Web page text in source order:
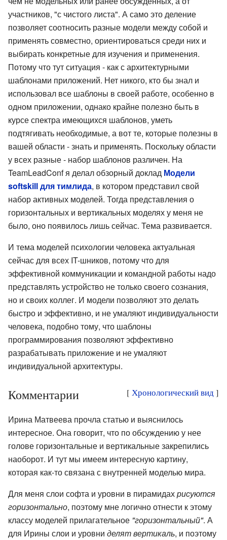
участников, "с чистого листа". А само это деление
позволяет соотносить разные модели между собой и
применять совместно, ориентироваться среди них и
выбирать конкретные для изучения и применения.
Потому что тут ситуация - как с архитектурными
шаблонами приложений. Нет никого, кто бы знал и
использовал все шаблоны в своей работе, особенно в
одном приложении, однако крайне полезно быть в
курсе спектра имеющихся шаблонов, уметь
подтягивать необходимые, а вот те, которые полезны в
вашей области - знать и применять. Поскольку области
у всех разные - набор шаблонов различен. На
TeamLeadConf я делал обзорный доклад Модели
softskill для тимлида, в котором представил свой
набор активных моделей. Тогда представления о
горизонтальных и вертикальных моделях у меня не
было, оно появилось лишь сейчас. Тема развивается.
И тема моделей психологии человека актуальная
сейчас для всех IT-шников, потому что для
эффективной коммуникации и командной работы надо
представлять устройство не только своего сознания,
но и своих коллег. И модели позволяют это делать
быстро и эффективно, и не умаляют индивидуальности
человека, подобно тому, что шаблоны
программирования позволяют эффективно
разрабатывать приложение и не умаляют
индивидуальной архитектуры.
[ Хронологический вид]
Комментарии
Ирина Матвеева прочла статью и выяснилось
интересное. Она говорит, что по обсуждению у нее
голове горизонтальные и вертикальные закрепились
наоборот. И тут мы имеем интересную картину,
которая как-то связана с внутренней моделью мира.
Для меня слои софта и уровни в пирамидахрисуются
горизонтально, поэтому мне логично отнести к этому
классу моделей прилагательное "горизонтальный". А
для Ирины слои и уровни делят вертикаль, и поэтому